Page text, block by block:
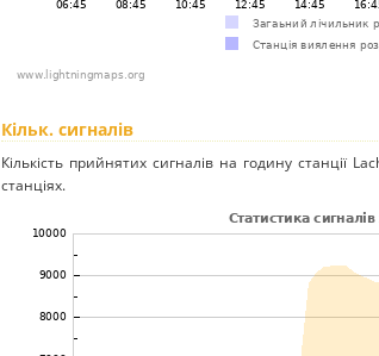
Кільк. сигналів
Кількість прийнятих сигналів на годину станції
станціях.